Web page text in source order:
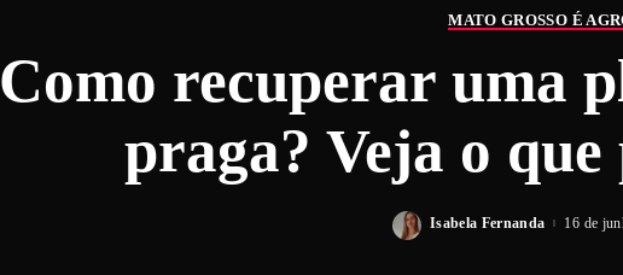
MATO GROSSO É
Como recuperar uma
praga? Veja o
Isabela Fernanda 16 de